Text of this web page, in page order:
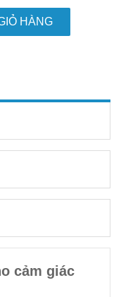
HÀNG
cảm giác